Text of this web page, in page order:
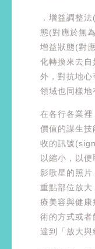
．增益調整
態(對應於無
增益狀態(對
化轉換來去自
外，對抗地心
領域也同樣地
在各行各業裡
價值的謀生
收的訊號
以縮小，以
影歌星的照
重點部位放大
療美容與健
術的方式或者
達到「放大與